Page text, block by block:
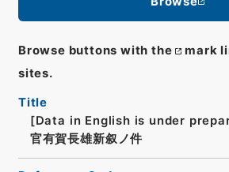
Browse buttons with the
mark
sites.
Title
[Data in English is under
官有賀長雄新叙ノ件